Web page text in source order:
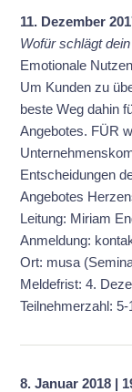
11. Dezember
Wofür schlägt
Emotionale
Um Kunden zu
beste Weg dahin
Angebotes. FÜR
Entscheidungen
Angebotes
Leitung: Miriam
Anmeldung:
Ort: musa
Meldefrist: 4.
Teilnehmerzahl: 5-
8. Januar 2018 |